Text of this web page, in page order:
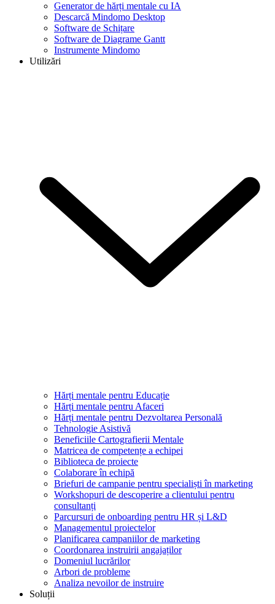
Generator de hărți mentale cu IA
Descarcă Mindomo Desktop
Software de Schițare
Software de Diagrame Gantt
Instrumente Mindomo
Utilizări
Hărți mentale pentru Educație
Hărți mentale pentru Afaceri
Hărți mentale pentru Dezvoltarea Personală
Tehnologie Asistivă
Beneficiile Cartografierii Mentale
Matricea de competențe a echipei
Biblioteca de proiecte
Colaborare în echipă
Briefuri de campanie pentru specialiști în marketing
Workshopuri de descoperire a clientului pentru
consultanți
Parcursuri de onboarding pentru HR și L&D
Managementul proiectelor
Planificarea campaniilor de marketing
Coordonarea instruirii angajaților
Domeniul lucrărilor
Arbori de probleme
Analiza nevoilor de instruire
Soluții